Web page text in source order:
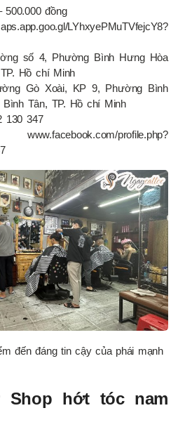
500.000 đồng
LYhxyePMuTVfejcY8?
số 4, Phường Bình Hưng Hòa
Hồ chí Minh
Gò Xoài, KP 9, Phường Bình
Tân, TP. Hồ chí Minh
130 347
profile.php?
đến đáng tin cậy của phái mạnh
Shop hớt tóc nam